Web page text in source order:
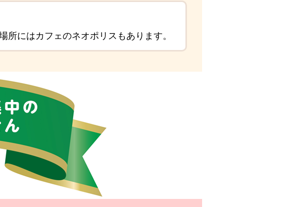
にはカフェのネオポリスもあります。